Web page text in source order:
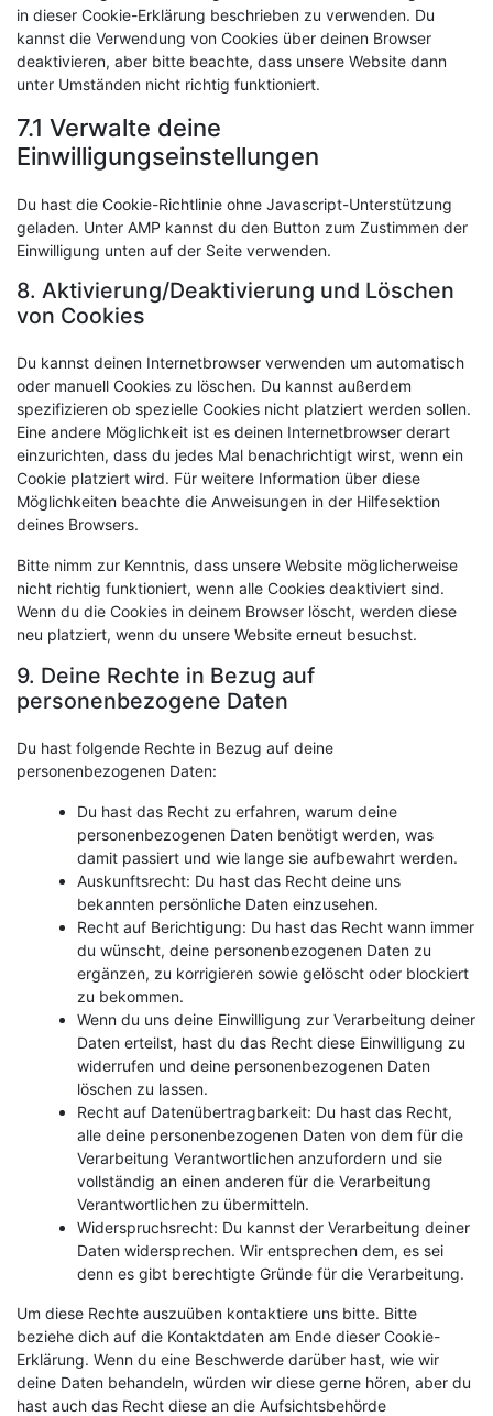
in dieser Cookie-Erklärung beschrieben zu verwenden. Du
kannst die Verwendung von Cookies über deinen Browser
deaktivieren, aber bitte beachte, dass unsere Website dann
unter Umständen nicht richtig funktioniert.
7.1 Verwalte deine
Einwilligungseinstellungen
Du hast die Cookie-Richtlinie ohne Javascript-Unterstützung
geladen. Unter AMP kannst du den Button zum Zustimmen der
Einwilligung unten auf der Seite verwenden.
8. Aktivierung/Deaktivierung und Löschen
von Cookies
Du kannst deinen Internetbrowser verwenden um automatisch
oder manuell Cookies zu löschen. Du kannst außerdem
spezifizieren ob spezielle Cookies nicht platziert werden sollen.
Eine andere Möglichkeit ist es deinen Internetbrowser derart
einzurichten, dass du jedes Mal benachrichtigt wirst, wenn ein
Cookie platziert wird. Für weitere Information über diese
Möglichkeiten beachte die Anweisungen in der Hilfesektion
deines Browsers.
Bitte nimm zur Kenntnis, dass unsere Website möglicherweise
nicht richtig funktioniert, wenn alle Cookies deaktiviert sind.
Wenn du die Cookies in deinem Browser löscht, werden diese
neu platziert, wenn du unsere Website erneut besuchst.
9. Deine Rechte in Bezug auf
personenbezogene Daten
Du hast folgende Rechte in Bezug auf deine
personenbezogenen Daten:
Du hast das Recht zu erfahren, warum deine
personenbezogenen Daten benötigt werden, was
damit passiert und wie lange sie aufbewahrt werden.
Auskunftsrecht: Du hast das Recht deine uns
bekannten persönliche Daten einzusehen.
Recht auf Berichtigung: Du hast das Recht wann immer
du wünscht, deine personenbezogenen Daten zu
ergänzen, zu korrigieren sowie gelöscht oder blockiert
zu bekommen.
Wenn du uns deine Einwilligung zur Verarbeitung deiner
Daten erteilst, hast du das Recht diese Einwilligung zu
widerrufen und deine personenbezogenen Daten
löschen zu lassen.
Recht auf Datenübertragbarkeit: Du hast das Recht,
alle deine personenbezogenen Daten von dem für die
Verarbeitung Verantwortlichen anzufordern und sie
vollständig an einen anderen für die Verarbeitung
Verantwortlichen zu übermitteln.
Widerspruchsrecht: Du kannst der Verarbeitung deiner
Daten widersprechen. Wir entsprechen dem, es sei
denn es gibt berechtigte Gründe für die Verarbeitung.
Um diese Rechte auszuüben kontaktiere uns bitte. Bitte
beziehe dich auf die Kontaktdaten am Ende dieser Cookie-
Erklärung. Wenn du eine Beschwerde darüber hast, wie wir
deine Daten behandeln, würden wir diese gerne hören, aber du
hast auch das Recht diese an die Aufsichtsbehörde